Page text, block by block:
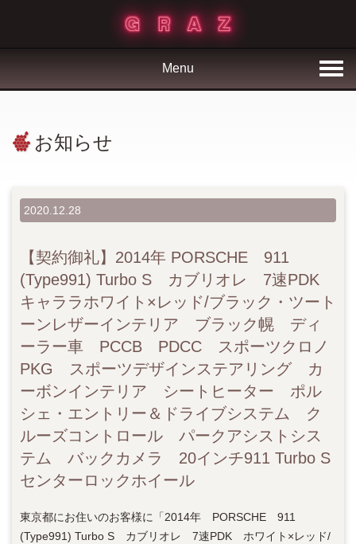
Menu
お知らせ
2020.12.28
【契約御礼】2014年 PORSCHE 911
(Type991) Turbo S カブリオレ 7速PDK
キャララホワイト×レッド/ブラック・ツート
ーンレザーインテリア ブラック幌 ディ
ーラー車 PCCB PDCC スポーツクロノ
PKG スポーツデザインステアリング カ
ーボンインテリア シートヒーター ポル
シェ・エントリー＆ドライブシステム ク
ルーズコントロール パークアシストシス
テム バックカメラ 20インチ911 Turbo S
センターロックホイール
東京都にお住いのお客様に「2014年 PORSCHE 911
(Type991) Turbo S カブリオレ 7速PDK ホワイト×レッド/